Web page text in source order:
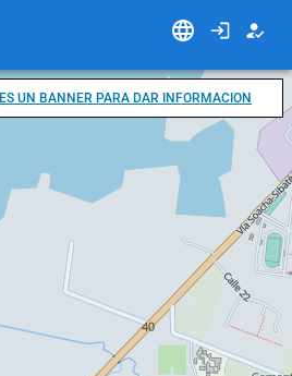
ES UN BANNER PARA DAR INFORMACION